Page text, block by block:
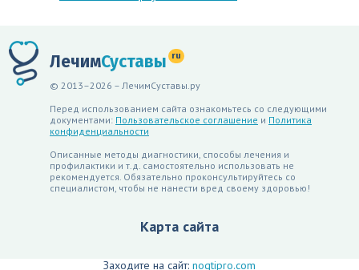
ЛечимСуставы ru
© 2013–2026 – ЛечимСуставы.ру
Перед использованием сайта ознакомьтесь со следующими
документами: Пользовательское соглашение и Политика
конфиденциальности
Описанные методы диагностики, способы лечения и
профилактики и т.д. самостоятельно использовать не
рекомендуется. Обязательно проконсультируйтесь со
специалистом, чтобы не нанести вред своему здоровью!
Карта сайта
Заходите на сайт: nogtipro.com